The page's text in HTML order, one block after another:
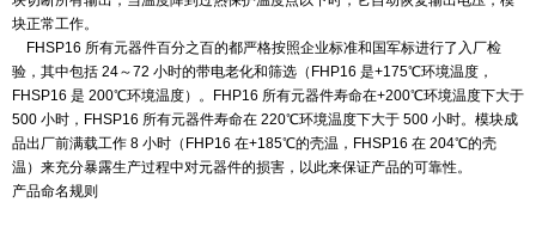
块正常工作。
FHSP16 所有元器件百分之百的都严格按照企业标准和国军标进行了入厂检
验，其中包括 24～72 小时的带电老化和筛选（FHP16 是+175℃环境温度，
FHSP16 是 200℃环境温度）。FHP16 所有元器件寿命在+200℃环境温度下大于
500 小时，FHSP16 所有元器件寿命在 220℃环境温度下大于 500 小时。模块成
品出厂前满载工作 8 小时（FHP16 在+185℃的壳温，FHSP16 在 204℃的壳
温）来充分暴露生产过程中对元器件的损害，以此来保证产品的可靠性。
产品命名规则